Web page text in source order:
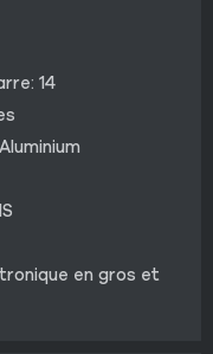
14
en gros et